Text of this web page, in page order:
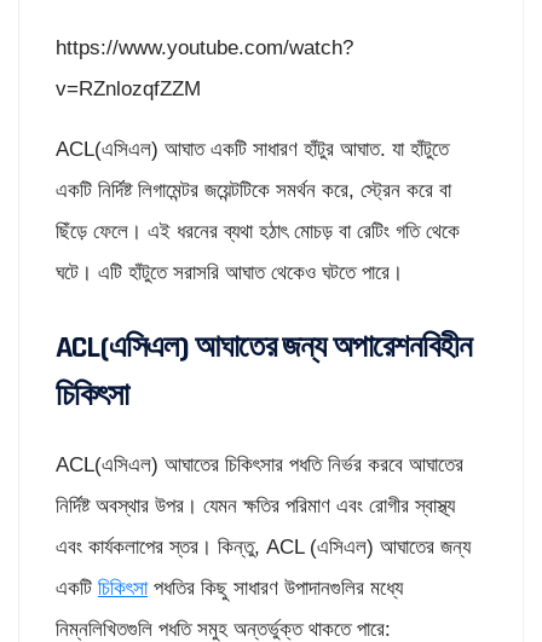
https://www.youtube.com/watch?
v=RZnlozqfZZM
ACL(এসিএল) আঘাত একটি সাধারণ হাঁটুর আঘাত. যা হাঁটুতে
একটি নির্দিষ্ট লিগামেন্টর জয়েন্টটিকে সমর্থন করে, স্ট্রেন করে বা
ছিঁড়ে ফেলে। এই ধরনের ব্যথা হঠাৎ মোচড় বা রেটিং গতি থেকে
ঘটে। এটি হাঁটুতে সরাসরি আঘাত থেকেও ঘটতে পারে।
ACL(এসিএল) আঘাতের জন্য অপারেশনবিহীন
চিকিৎসা
ACL(এসিএল) আঘাতের চিকিৎসার পধতি নির্ভর করবে আঘাতের
নির্দিষ্ট অবস্থার উপর। যেমন ক্ষতির পরিমাণ এবং রোগীর স্বাস্থ্য
এবং কার্যকলাপের স্তর। কিন্তু, ACL (এসিএল) আঘাতের জন্য
একটি চিকিৎসাপধতির কিছু সাধারণ উপাদানগুলির মধ্যে
নিম্নলিখিতগুলি পধতি সমুহ অন্তর্ভুক্ত থাকতে পারে: